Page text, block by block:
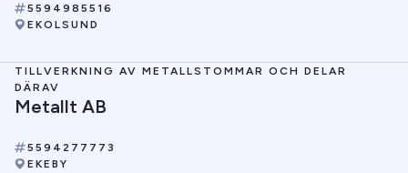
5594985516
EKOLSUND
TILLVERKNING AV METALLSTOMMAR OCH DELAR
DÄRAV
Metallt AB
5594277773
EKEBY